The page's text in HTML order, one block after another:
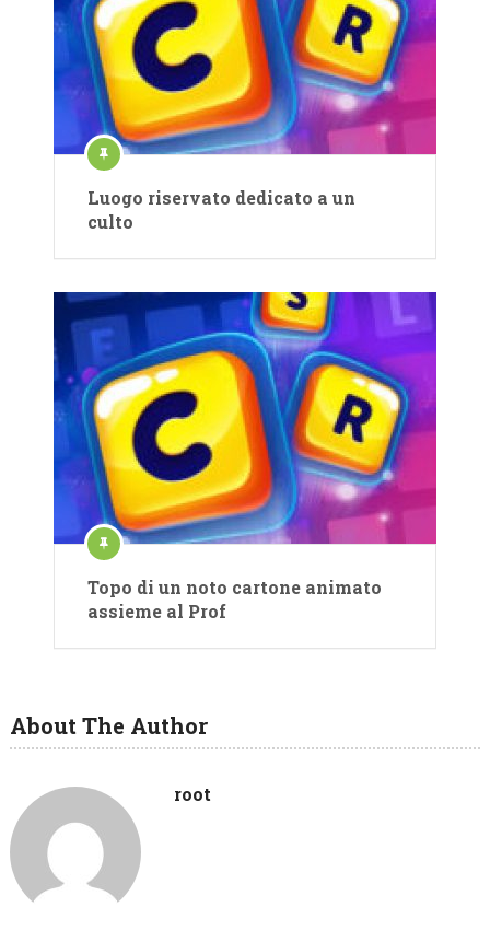
Luogo riservato dedicato a un
culto
Topo di un noto cartone animato
assieme al Prof
About The Author
root